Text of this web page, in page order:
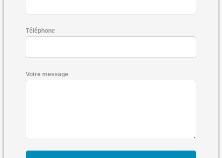
Téléphone
Votre message